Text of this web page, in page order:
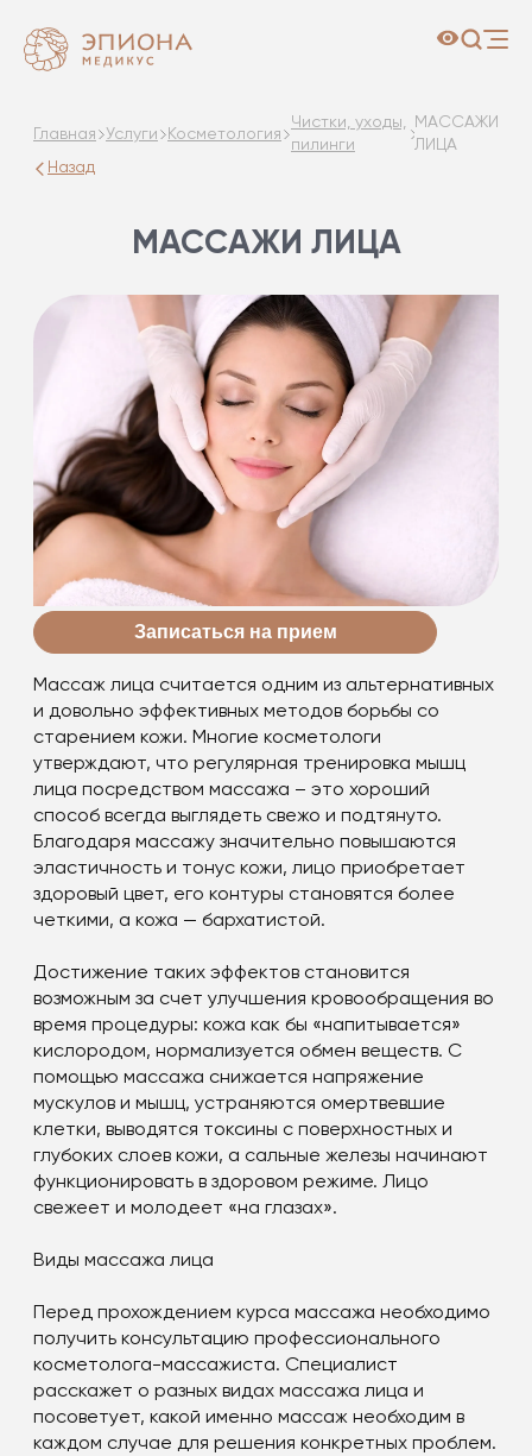
Главная Услуги Косметология
Чистки, уходы,
пилинги
МАССАЖИ
ЛИЦА
Назад
МАССАЖИ ЛИЦА
Записаться на прием
Массаж лица считается одним из альтернативных
и довольно эффективных методов борьбы со
старением кожи. Многие косметологи
утверждают, что регулярная тренировка мышц
лица посредством массажа – это хороший
способ всегда выглядеть свежо и подтянуто.
Благодаря массажу значительно повышаются
эластичность и тонус кожи, лицо приобретает
здоровый цвет, его контуры становятся более
четкими, а кожа — бархатистой.
Достижение таких эффектов становится
возможным за счет улучшения кровообращения во
время процедуры: кожа как бы «напитывается»
кислородом, нормализуется обмен веществ. С
помощью массажа снижается напряжение
мускулов и мышц, устраняются омертвевшие
клетки, выводятся токсины с поверхностных и
глубоких слоев кожи, а сальные железы начинают
функционировать в здоровом режиме. Лицо
свежеет и молодеет «на глазах».
Виды массажа лица
Перед прохождением курса массажа необходимо
получить консультацию профессионального
косметолога-массажиста. Специалист
расскажет о разных видах массажа лица и
посоветует, какой именно массаж необходим в
каждом случае для решения конкретных проблем.